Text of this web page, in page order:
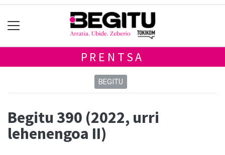
PRENTSA
BEGITU
Begitu 390 (2022, urri
lehenengoa II)